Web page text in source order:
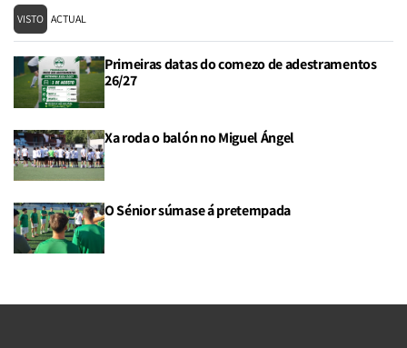
VISTO ACTUAL
Primeiras datas do comezo de adestramentos
26/27
Xa roda o balón no Miguel Ángel
O Sénior súmase á pretempada